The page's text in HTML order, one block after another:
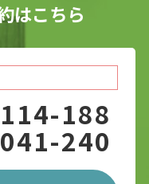
はこちら
188
240